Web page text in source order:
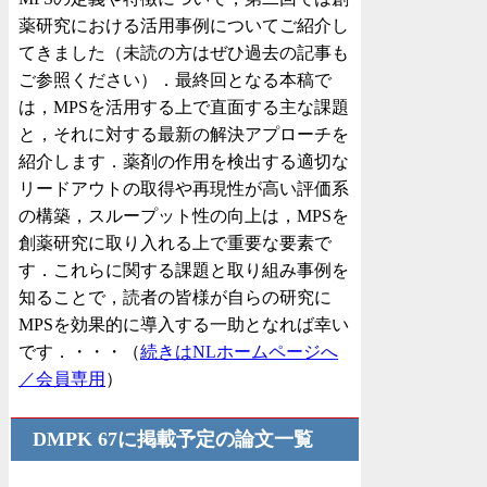
薬研究における活用事例についてご紹介し
てきました（未読の方はぜひ過去の記事も
ご参照ください）．最終回となる本稿で
は，MPSを活用する上で直面する主な課題
と，それに対する最新の解決アプローチを
紹介します．薬剤の作用を検出する適切な
リードアウトの取得や再現性が高い評価系
の構築，スループット性の向上は，MPSを
創薬研究に取り入れる上で重要な要素で
す．これらに関する課題と取り組み事例を
知ることで，読者の皆様が自らの研究に
MPSを効果的に導入する一助となれば幸い
です．・・・（続きはNLホームページへ
／会員専用 ）
DMPK 67に掲載予定の論文一覧